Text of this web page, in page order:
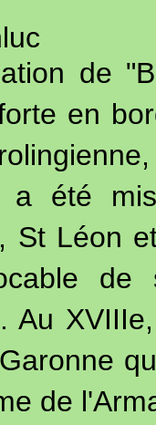
de
en
a été
St Léon
de
Au
de